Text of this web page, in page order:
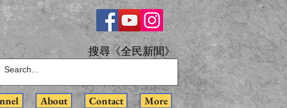
搜尋《全民新聞》
About Contact More